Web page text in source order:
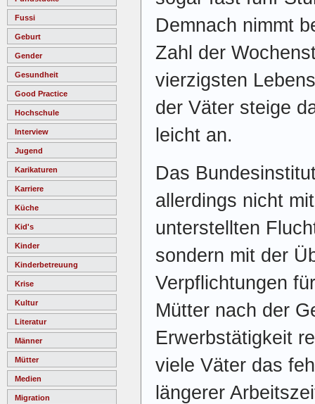
Fussi
Geburt
Gender
Gesundheit
Good Practice
Hochschule
Interview
Jugend
Karikaturen
Karriere
Küche
Kid's
Kinder
Kinderbetreuung
Krise
Kultur
Literatur
Männer
Mütter
Medien
Migration
Demnach nimmt
Zahl der
vierzigsten
der Väter steige
leicht an.
Das
allerdings nicht
unterstellten
sondern mit der
Verpflichtungen
Mütter nach der
Erwerbstätigkeit
viele Väter das
längerer